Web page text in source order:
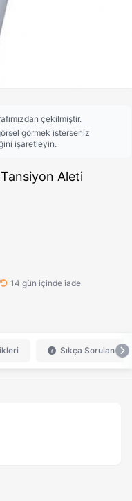
çekilmiştir.
görmek isterseniz
işaretleyin.
Aleti
14 gün içinde iade
Sıkça Sorulan